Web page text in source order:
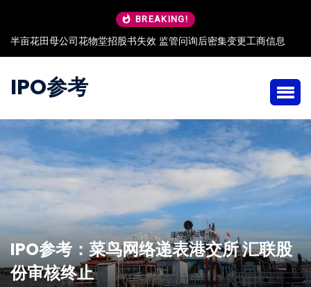
BREAKING!
半亩花田母公司花物堂招股书失效 监管问询后密集变更工商信息
IPO参考
IPO参考：菜鸟网络递表港交所 汇联股
份审核终止